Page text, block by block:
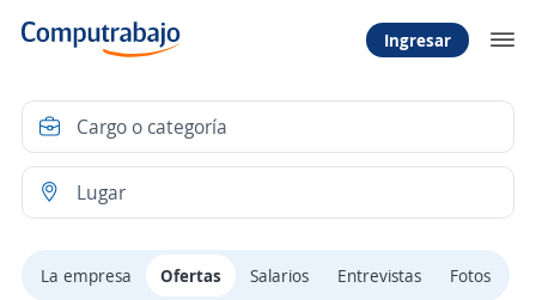
Ingresar
La empresa Ofertas Salarios Entrevistas Fotos